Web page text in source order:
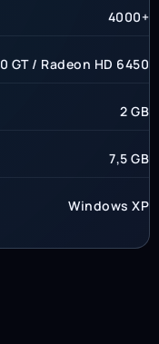
4000+
GT / Radeon HD 6450
2 GB
7,5 GB
Windows XP